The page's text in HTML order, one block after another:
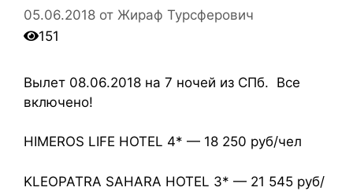
05.06.2018 от Жираф Турсферович
151
Вылет 08.06.2018 на 7 ночей из СПб. Все
включено!
HIMEROS LIFE HOTEL 4* — 18 250 руб/чел
KLEOPATRA SAHARA HOTEL 3* — 21 545 руб/